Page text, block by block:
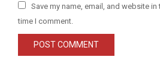
Save my name, email, and website
time I comment.